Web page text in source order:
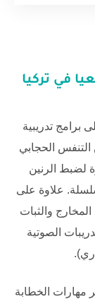
في تركيا
برامج تدريبية
الحجابي
لضبط الرنين
علاوة على
والثبات
الصوتية
مهارات الخطابة